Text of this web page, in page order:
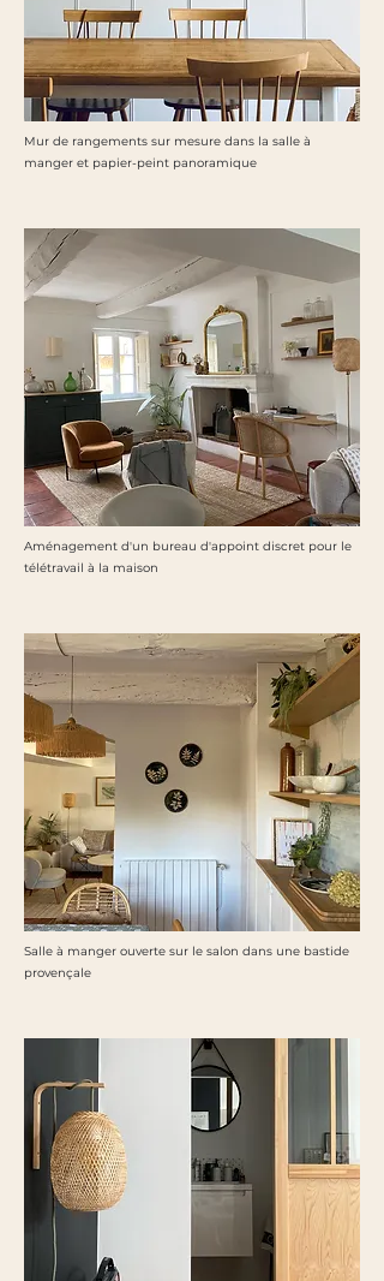
Mur de rangements sur mesure dans la salle à
manger et papier-peint panoramique
Aménagement d'un bureau d'appoint discret pour le
télétravail à la maison
Salle à manger ouverte sur le salon dans une bastide
provençale